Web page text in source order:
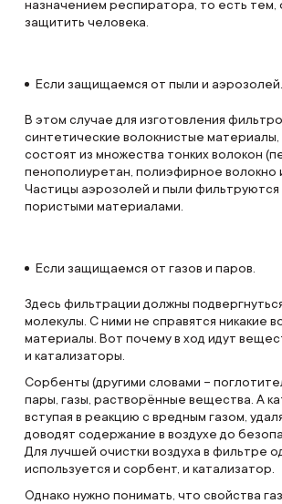
назначением респиратора, то есть тем,
защитить человека.
Если защищаемся от пыли и аэрозолей.
В этом случае для изготовления
синтетические волокнистые
состоят из множества тонких волокон
пенополиуретан, полиэфирное волокно
Частицы аэрозолей и пыли фильтруются
пористыми материалами.
Если защищаемся от газов и паров.
Здесь фильтрации должны
молекулы. С ними не справятся никакие
материалы. Вот почему в ход идут
и катализаторы.
Сорбенты (другими словами –
пары, газы, растворённые вещества. А
вступая в реакцию с вредным газом,
доводят содержание в воздухе до
Для лучшей очистки воздуха в фильтре
используется и сорбент, и катализатор.
Однако нужно понимать, что свойства